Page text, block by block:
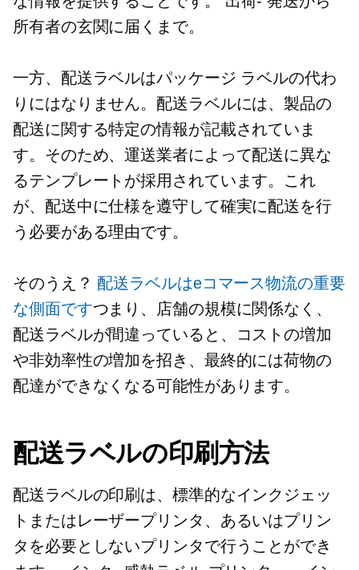
所有者の玄関に届くまで。
一方、配送ラベルはパッケージ ラベルの代わ
りにはなりません。配送ラベルには、製品の
配送に関する特定の情報が記載されていま
す。そのため、運送業者によって配送に異な
るテンプレートが採用されています。これ
が、配送中に仕様を遵守して確実に配送を行
う必要がある理由です。
そのうえ？ 配送ラベルはeコマース物流の重要
な側面ですつまり、店舗の規模に関係なく、
配送ラベルが間違っていると、コストの増加
や非効率性の増加を招き、最終的には荷物の
配達ができなくなる可能性があります。
配送ラベルの印刷方法
配送ラベルの印刷は、標準的なインクジェッ
トまたはレーザープリンタ、あるいはプリン
タを必要としないプリンタで行うことができ